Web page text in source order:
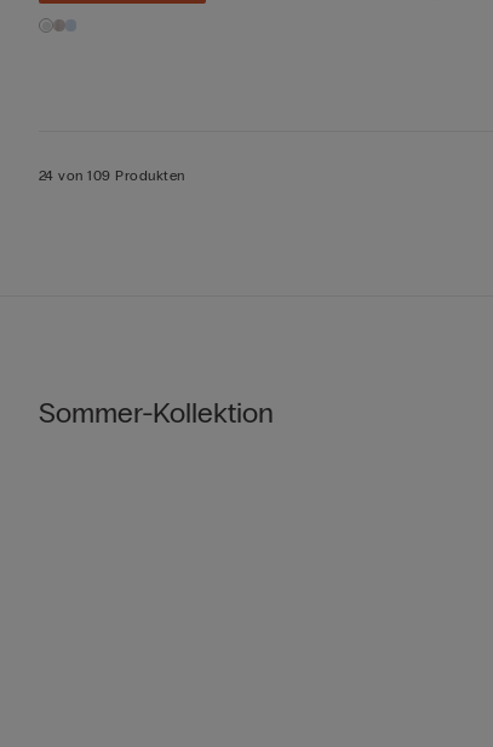
24 von 109 Produkten
Sommer-Kollektion